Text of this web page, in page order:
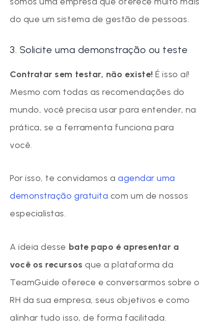
do que um sistema de gestão de pessoas.
3. Solicite uma demonstração ou teste
Contratar sem testar, não existe!É isso aí!
Mesmo com todas as recomendações do
mundo, você precisa usar para entender, na
prática, se a ferramenta funciona para
você.
Por isso, te convidamos aagendar uma
demonstração gratuita com um de nossos
especialistas.
A ideia desse bate papo é apresentar a
você os recursosque a plataforma da
TeamGuide oferece e conversarmos sobre o
RH da sua empresa, seus objetivos e como
alinhar tudo isso, de forma facilitada.